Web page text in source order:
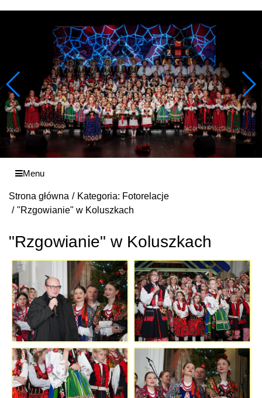
Menu
Strona główna
Kategoria: Fotorelacje
"Rzgowianie" w Koluszkach
"Rzgowianie" w Koluszkach